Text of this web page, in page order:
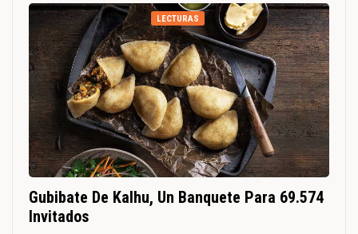
LECTURAS
Gubibate De Kalhu, Un Banquete Para 69.574
Invitados